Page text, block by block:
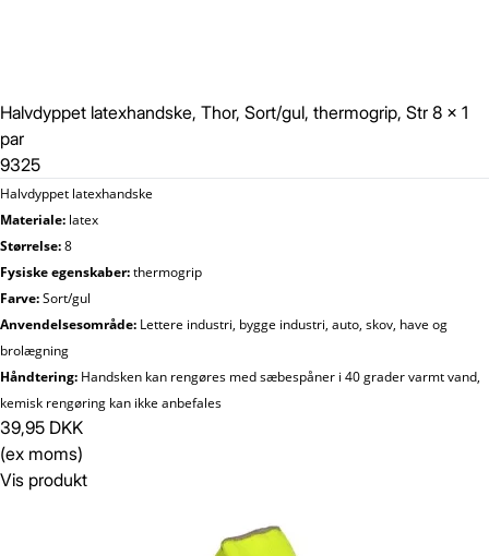
Halvdyppet latexhandske, Thor, Sort/gul, thermogrip, Str 8 x 1
par
9325
Halvdyppet latexhandske
Materiale: latex
Størrelse:8
Fysiske egenskaber:thermogrip
Farve:Sort/gul
Anvendelsesområde: Lettere industri, bygge industri, auto, skov, have og
brolægning
Håndtering: Handsken kan rengøres med sæbespåner i 40 grader varmt vand,
kemisk rengøring kan ikke anbefales
39,95 DKK
(ex moms)
Vis produkt